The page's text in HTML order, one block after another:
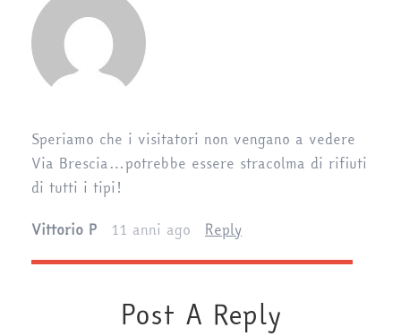
Speriamo che i visitatori non vengano a vedere
Via Brescia…potrebbe essere stracolma di rifiuti
di tutti i tipi!
Vittorio P
11 anni ago Reply
Post A Reply